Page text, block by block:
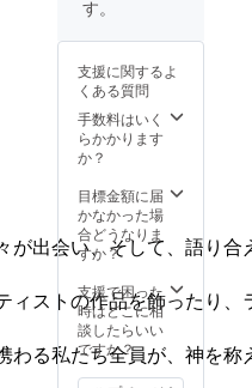
が出会い、そして、語り
ィストの作品を飾ったり
わる私たち全員が、神を
す。
支援に関するよ
くある質問
手数料はいく
らかかります
か？
目標金額に届
かなかった場
合どうなりま
すか？
支援で困った
時はどこに相
談したらいい
ですか？